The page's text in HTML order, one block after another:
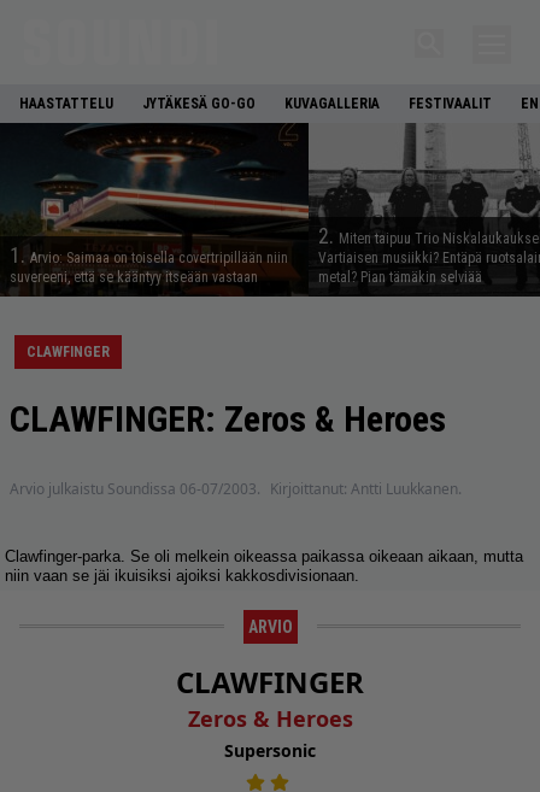
HAASTATTELU JYTÄKESÄ GO-GO KUVAGALLERIA FESTIVAALIT
1. Arvio: Saimaa on toisella covertripillään niin
suvereeni, että se kääntyy itseään vastaan
2. Miten taipuu Trio
Vartiaisen musiikki? Entäpä
metal? Pian tämäkin selviää
CLAWFINGER
CLAWFINGER: Zeros & Heroes
Arvio julkaistu Soundissa 06-07/2003. Kirjoittanut: Antti Luukkanen.
Clawfinger-parka. Se oli melkein oikeassa paikassa oikeaan aikaan, mutta
niin vaan se jäi ikuisiksi ajoiksi kakkosdivisionaan.
ARVIO
CLAWFINGER
Zeros & Heroes
Supersonic